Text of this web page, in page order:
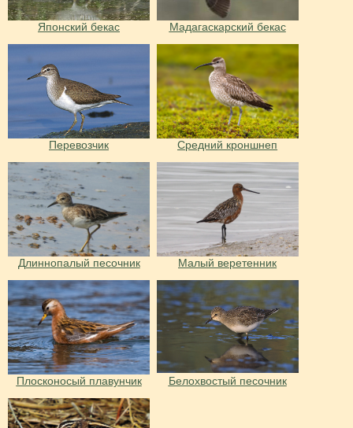
Японский бекас Мадагаскарский бекас
Перевозчик Средний кроншнеп
Длиннопалый песочник Малый веретенник
Плосконосый плавунчик Белохвостый песочник